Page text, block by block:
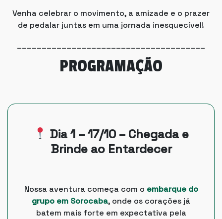
Venha celebrar o movimento, a amizade e o prazer
de pedalar juntas em uma jornada inesquecível!
PROGRAMAÇÃO
Dia 1 – 17/10 – Chegada e
Brinde ao Entardecer
Nossa aventura começa com o embarque do
grupo em Sorocaba, onde os corações já
batem mais forte em expectativa pela